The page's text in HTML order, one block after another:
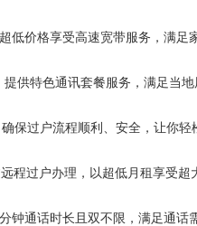
价格享受高速宽带服务，满足
供特色通讯套餐服务，满足当地
保过户流程顺利、安全，让你轻
过户办理，以超低月租享受超
通话时长且双不限，满足通话